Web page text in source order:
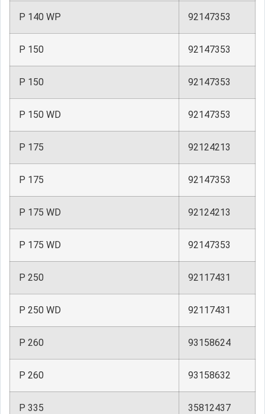
P 140 WP 92147353
P 150 92147353
P 150 92147353
P 150 WD 92147353
P 175 92124213
P 175 92147353
P 175 WD 92124213
P 175 WD 92147353
P 250 92117431
P 250 WD 92117431
P 260 93158624
P 260 93158632
P 335 35812437